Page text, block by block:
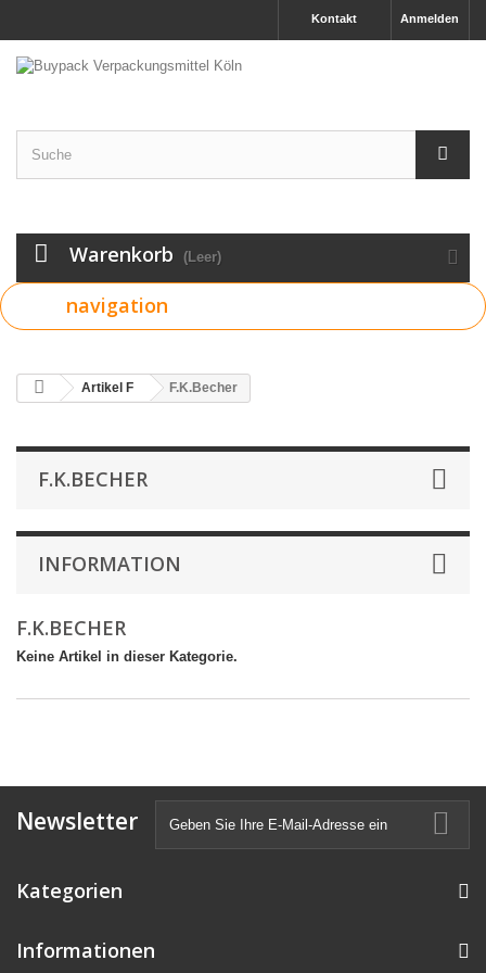
Anmelden
Kontakt
Warenkorb (Leer)
navigation
Artikel F F.K.Becher
F.K.BECHER
INFORMATION
F.K.BECHER
Keine Artikel in dieser Kategorie.
Newsletter
Kategorien
Informationen